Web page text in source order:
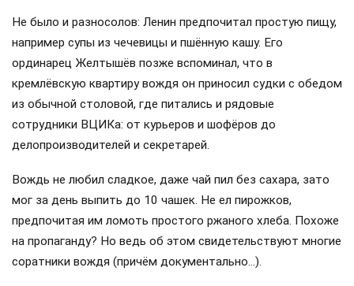
Не было и разносолов: Ленин предпочитал простую пищу,
например супы из чечевицы и пшённую кашу. Его
ординарец Желтышёв позже вспоминал, что в
кремлёвскую квартиру вождя он приносил судки с обедом
из обычной столовой, где питались и рядовые
сотрудники ВЦИКа: от курьеров и шофёров до
делопроизводителей и секретарей.
Вождь не любил сладкое, даже чай пил без сахара, зато
мог за день выпить до 10 чашек. Не ел пирожков,
предпочитая им ломоть простого ржаного хлеба. Похоже
на пропаганду? Но ведь об этом свидетельствуют многие
соратники вождя (причём документально…).